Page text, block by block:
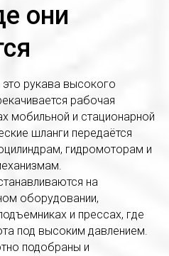
они
рукава высокого
рабочая
мобильной и стационарной
шланги передаётся
гидромоторам и
на
оборудовании,
и прессах, где
под высоким давлением.
подобраны и